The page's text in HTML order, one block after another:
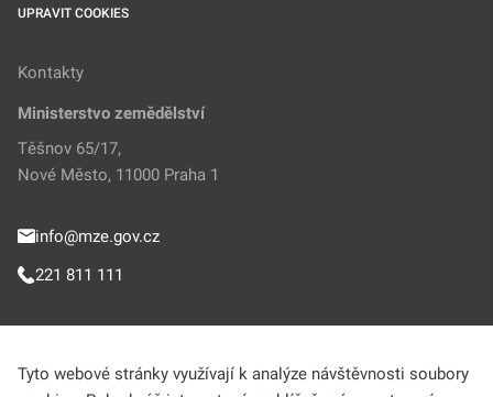
UPRAVIT COOKIES
Kontakty
Ministerstvo zemědělství
Těšnov 65/17,
Nové Město, 11000 Praha 1
info@mze.gov.cz
221 811 111
Tyto webové stránky využívají k analýze návštěvnosti soubory